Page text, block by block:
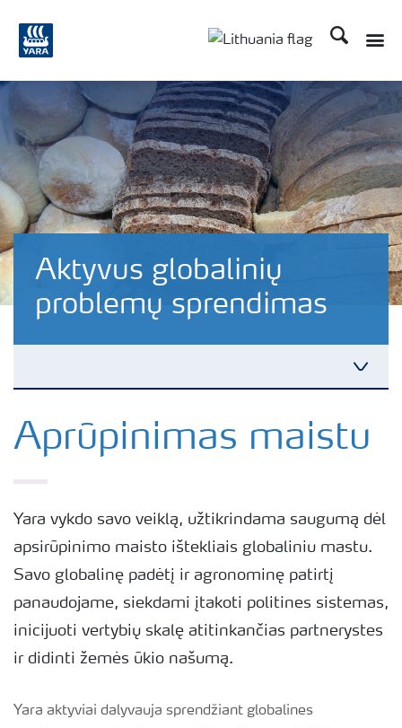
Ieškoti
Aktyvus globalinių
problemų sprendimas
Yara pasauliniu mastu
Įsipareigojimai
Karjera
Yara European Business Services
Aprūpinimas maistu
Yara vykdo savo veiklą, užtikrindama saugumą dėl
apsirūpinimo maisto ištekliais globaliniu mastu.
Savo globalinę padėtį ir agronominę patirtį
panaudojame, siekdami įtakoti politines sistemas,
inicijuoti vertybių skalę atitinkančias partnerystes
ir didinti žemės ūkio našumą.
Yara aktyviai dalyvauja sprendžiant globalines